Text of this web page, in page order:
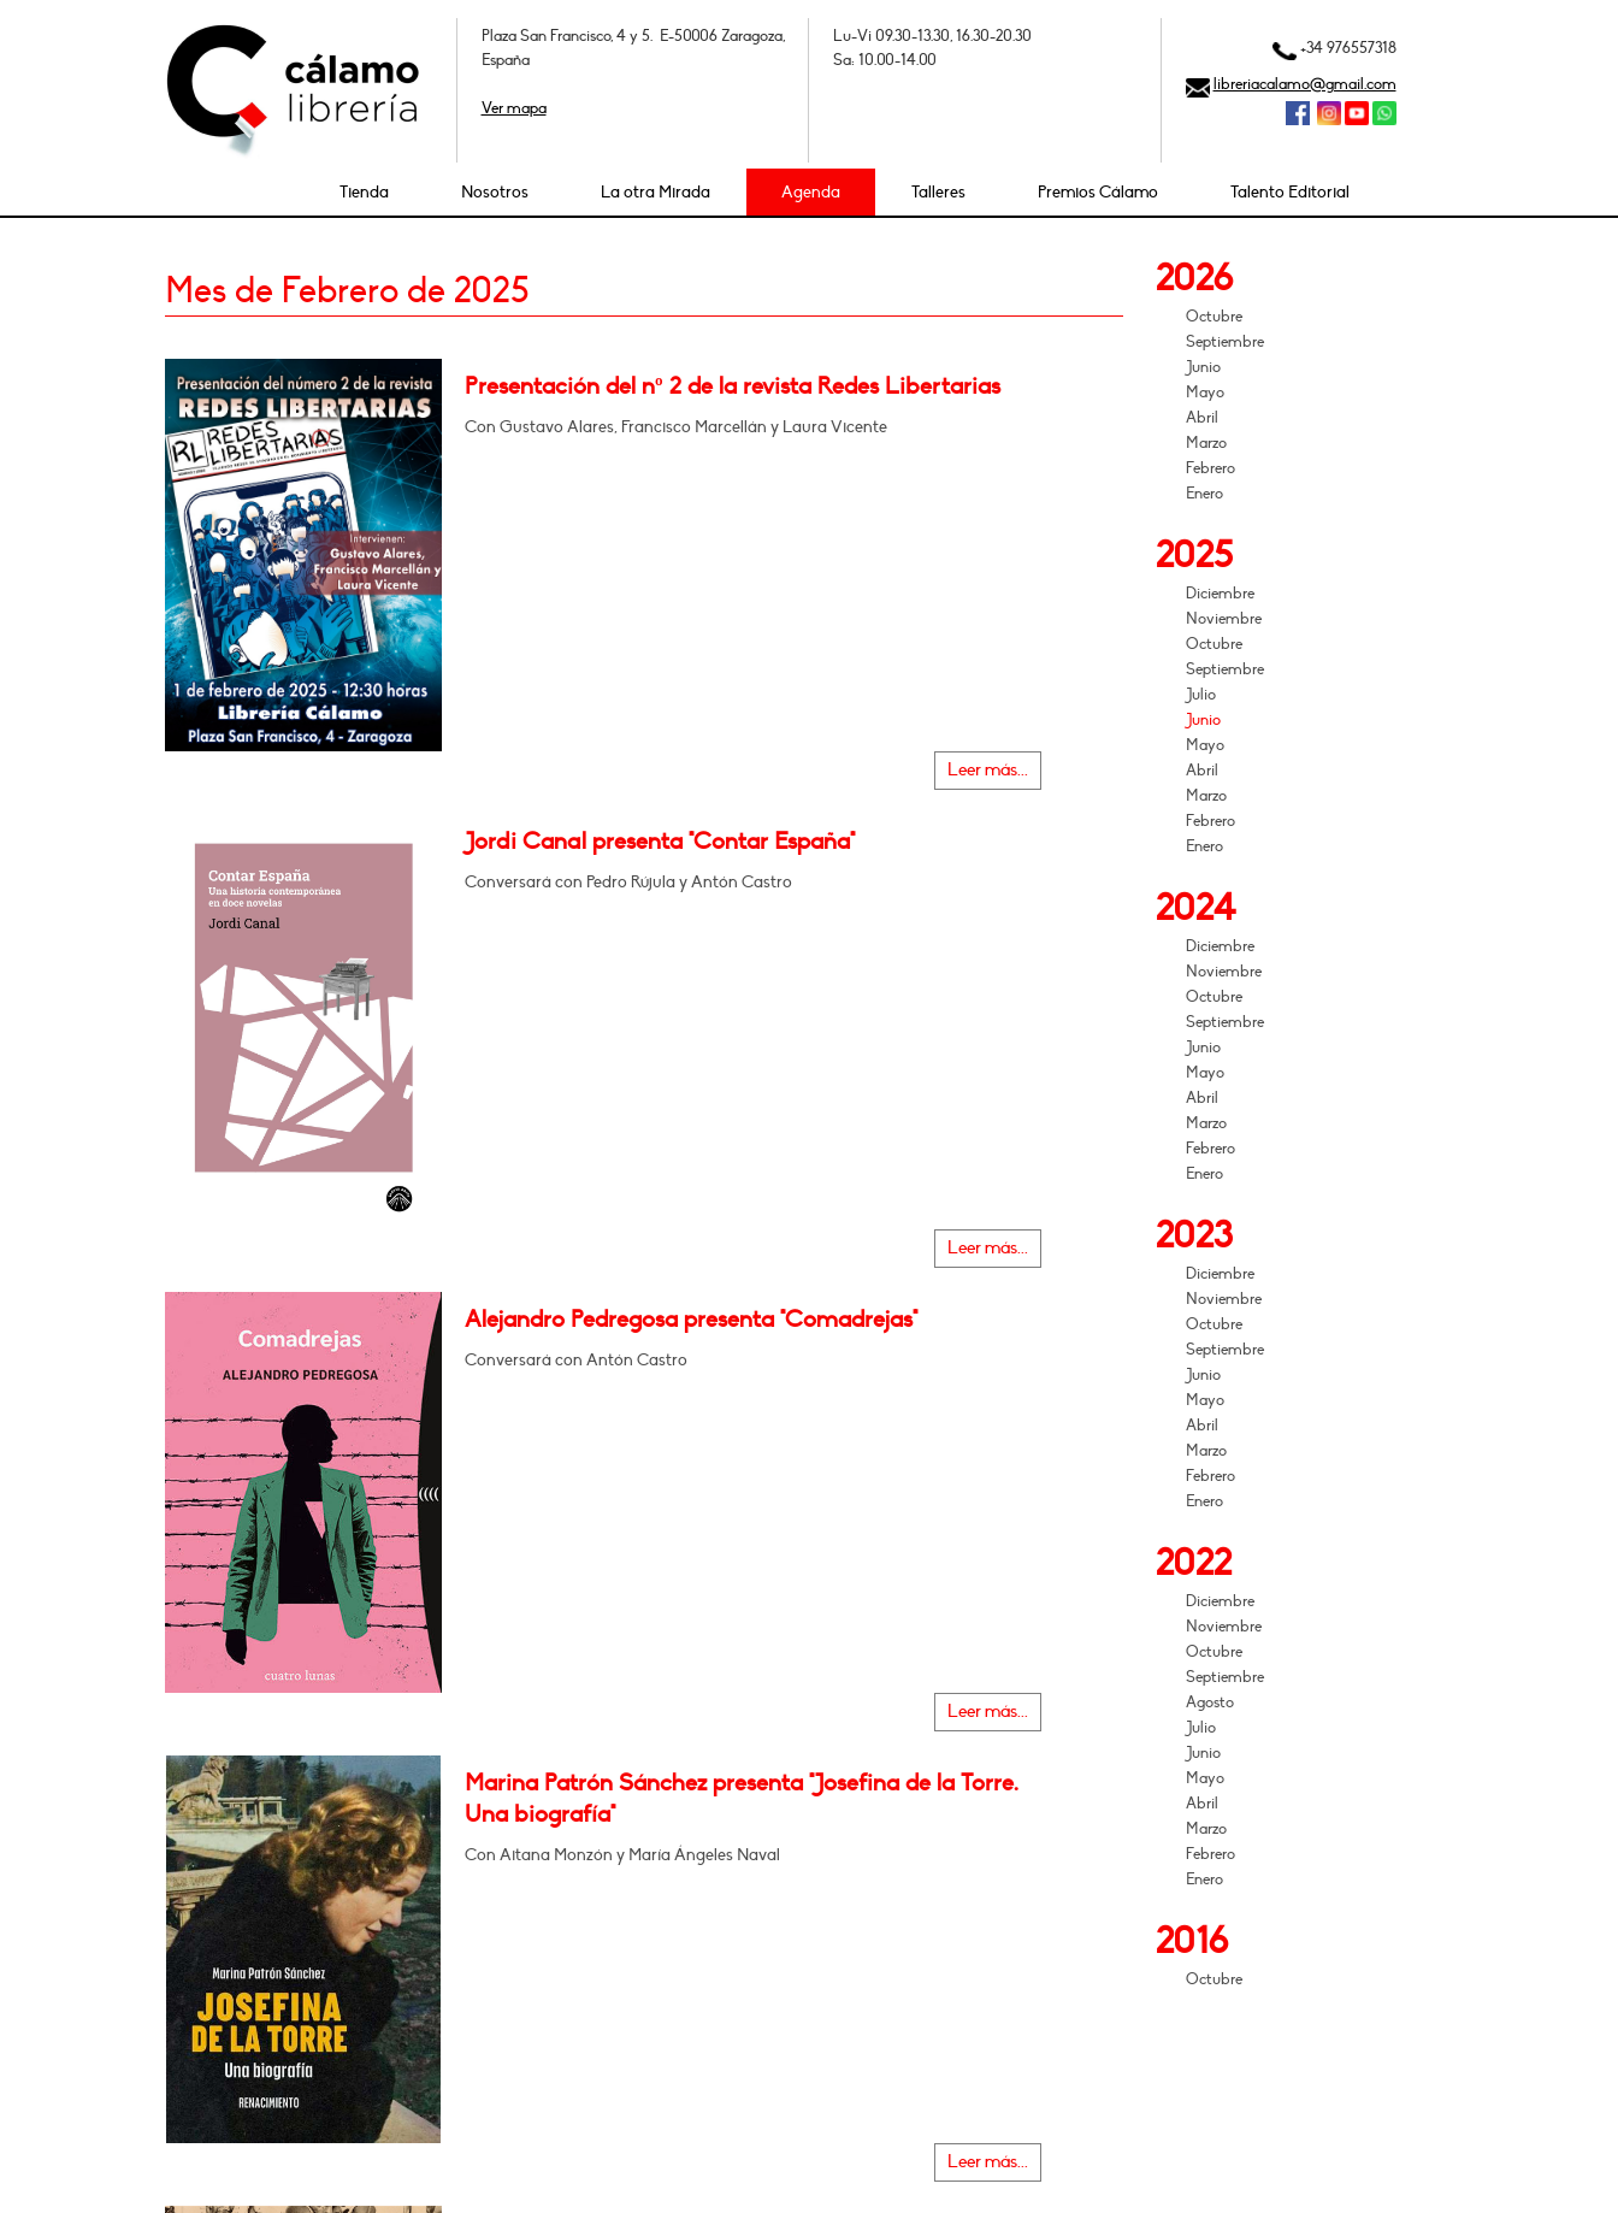
Plaza San Francisco, 4 y 5. E-50006 Zaragoza,
España
Ver mapa
Lu-Vi 09.30-13.30, 16.30-20.30
Sa: 10.00-14.00
+34 976557318
libreriacalamo@gmail.com
Tienda Nosotros La otra Mirada Agenda Talleres Premios Cálamo Talento Editorial
Mes de Febrero de 2025
Presentación del nº 2 de la revista Redes Libertarias
Con Gustavo Alares, Francisco Marcellán y Laura Vicente
Leer más...
Jordi Canal presenta "Contar España"
Conversará con Pedro Rújula y Antón Castro
Leer más...
Alejandro Pedregosa presenta "Comadrejas"
Conversará con Antón Castro
Leer más...
Marina Patrón Sánchez presenta "Josefina de la Torre.
Una biografía"
Con Aitana Monzón y María Ángeles Naval
Leer más...
2026
Octubre
Septiembre
Junio
Mayo
Abril
Marzo
Febrero
Enero
2025
Diciembre
Noviembre
Octubre
Septiembre
Julio
Junio
Mayo
Abril
Marzo
Febrero
Enero
2024
Diciembre
Noviembre
Octubre
Septiembre
Junio
Mayo
Abril
Marzo
Febrero
Enero
2023
Diciembre
Noviembre
Octubre
Septiembre
Junio
Mayo
Abril
Marzo
Febrero
Enero
2022
Diciembre
Noviembre
Octubre
Septiembre
Agosto
Julio
Junio
Mayo
Abril
Marzo
Febrero
Enero
2016
Octubre